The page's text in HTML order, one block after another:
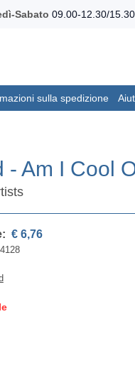
Sabato 09.00-12.30/
sulla spedizione
- Am I Cool
€ 6,76